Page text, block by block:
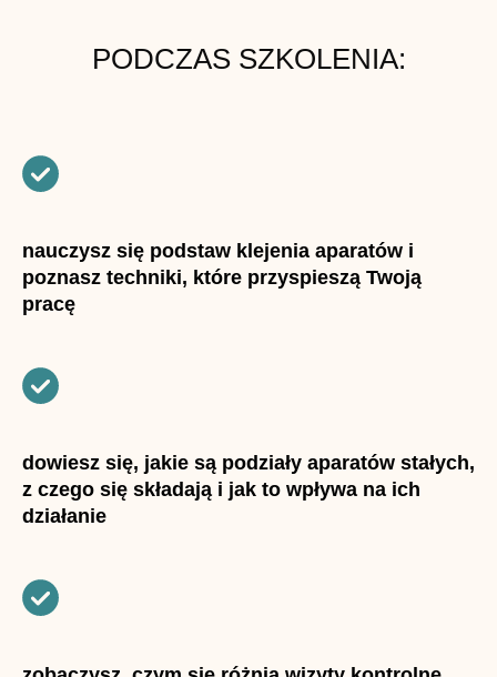
PODCZAS SZKOLENIA:
nauczysz się podstaw klejenia aparatów i
poznasz techniki, które przyspieszą Twoją
pracę
dowiesz się, jakie są podziały aparatów stałych,
z czego się składają i jak to wpływa na ich
działanie